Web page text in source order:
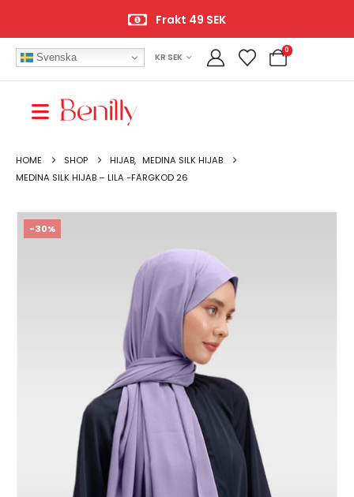
Frakt 49 SEK
Svenska KR SEK
0
HOME SHOP HIJAB, MEDINA SILK HIJAB
MEDINA SILK HIJAB – LILA -FÄRGKOD 26
-30%